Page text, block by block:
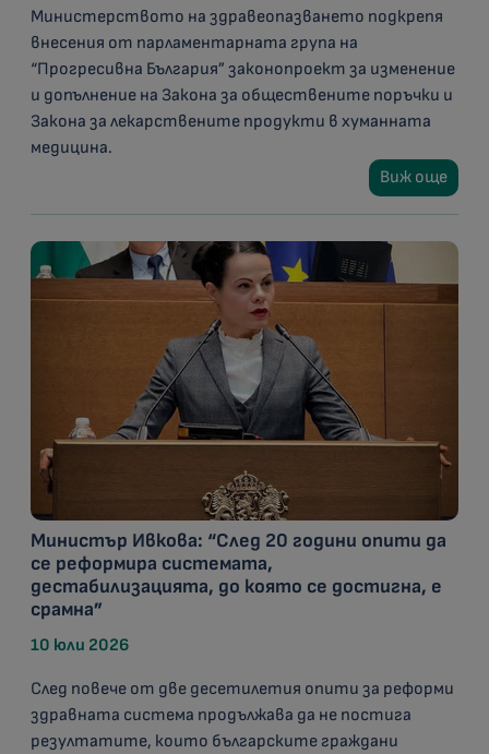
Министерството на здравеопазването подкрепя
внесения от парламентарната група на
“Прогресивна България” законопроект за изменение
и допълнение на Закона за обществените поръчки и
Закона за лекарствените продукти в хуманната
медицина.
Виж още
Министър Ивкова: “След 20 години опити да
се реформира системата,
дестабилизацията, до която се достигна, е
срамна”
10 юли 2026
След повече от две десетилетия опити за реформи
здравната система продължава да не постига
резултатите, които българските граждани